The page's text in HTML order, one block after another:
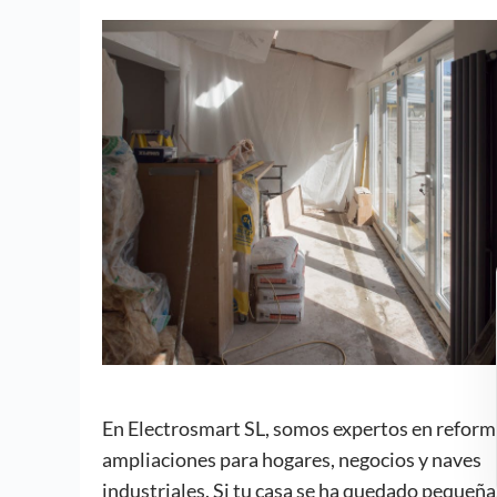
En Electrosmart SL, somos expertos en
ampliaciones para hogares, negocios y naves
industriales. Si tu casa se ha quedado